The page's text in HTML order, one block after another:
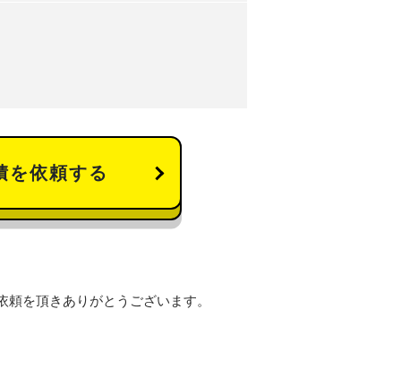
を依頼する
を頂きありがとうございます。